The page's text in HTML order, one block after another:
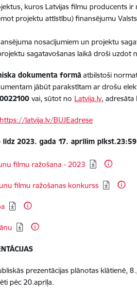
kuros Latvijas filmu producents
projektu attīstību) finansējumu
nosacījumiem un projektu
sagatavošanas laikā droši uzdot
dokumenta formā atbilstoši
jābūt parakstītam ar drošu
vai, sūtot no Latvija.lv, adresāta
https://latvija.lv/BUJEadrese
līdz 2023. gada 17. aprīlim plkst.23:59
filmu ražošana - 2023
filmu ražošanas konkurss
prezentācijas plānotas klātienē,
pēc 20.aprīļa.